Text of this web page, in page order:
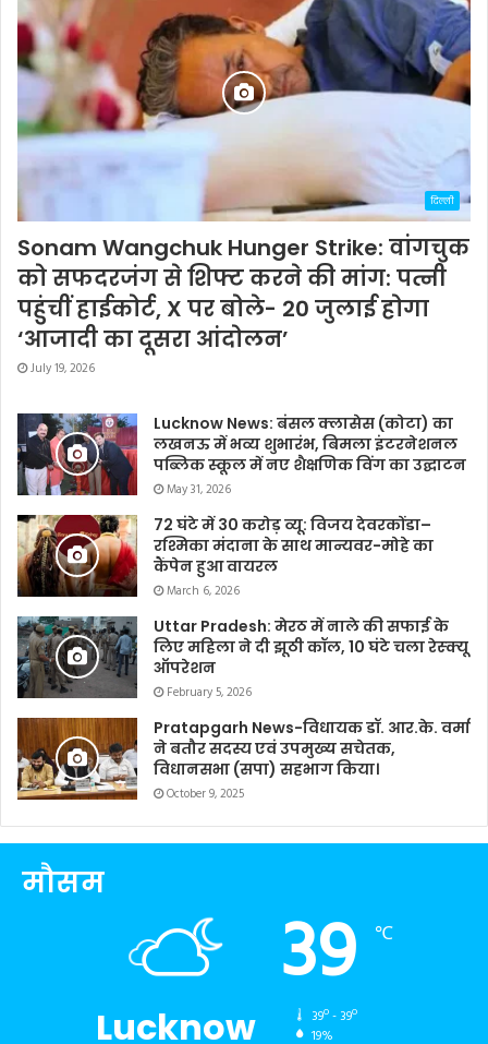
दिल्ली
Sonam Wangchuk Hunger Strike: वांगचुक
को सफदरजंग से शिफ्ट करने की मांग: पत्नी
पहुंचीं हाईकोर्ट, X पर बोले- 20 जुलाई होगा
‘आजादी का दूसरा आंदोलन’
July 19, 2026
Lucknow News: बंसल क्लासेस (कोटा) का
लखनऊ में भव्य शुभारंभ, बिमला इंटरनेशनल
पब्लिक स्कूल में नए शैक्षणिक विंग का उद्घाटन
May 31, 2026
72 घंटे में 30 करोड़ व्यू: विजय देवरकोंडा–
रश्मिका मंदाना के साथ मान्यवर-मोहे का
कैंपेन हुआ वायरल
March 6, 2026
Uttar Pradesh: मेरठ में नाले की सफाई के
लिए महिला ने दी झूठी कॉल, 10 घंटे चला रेस्क्यू
ऑपरेशन
February 5, 2026
Pratapgarh News-विधायक डॉ. आर.के. वर्मा
ने बतौर सदस्य एवं उपमुख्य सचेतक,
विधानसभा (सपा) सहभाग किया।
October 9, 2025
मौसम
Lucknow
39 ℃
39º - 39º
19%